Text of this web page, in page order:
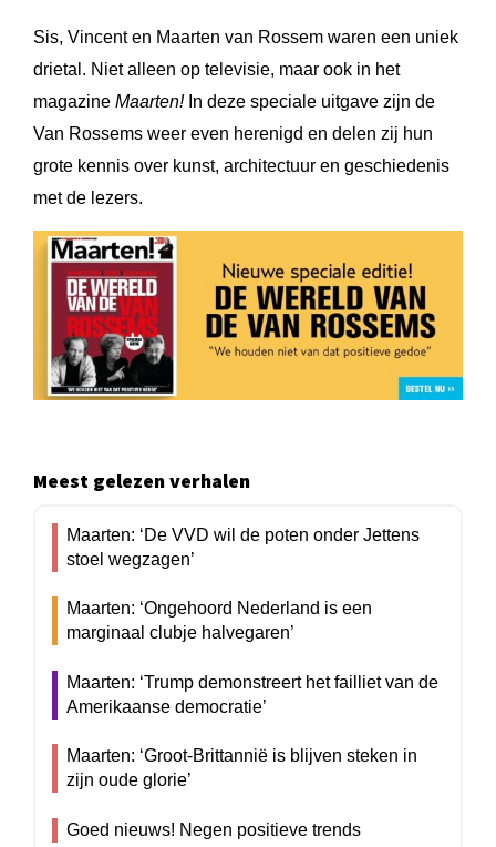
Sis, Vincent en Maarten van Rossem waren een uniek
drietal. Niet alleen op televisie, maar ook in het
magazine Maarten!In deze speciale uitgave zijn de
Van Rossems weer even herenigd en delen zij hun
grote kennis over kunst, architectuur en geschiedenis
met de lezers.
Meest gelezen verhalen
Maarten: ‘De VVD wil de poten onder Jettens
stoel wegzagen’
Maarten: ‘Ongehoord Nederland is een
marginaal clubje halvegaren’
Maarten: ‘Trump demonstreert het failliet van de
Amerikaanse democratie’
Maarten: ‘Groot-Brittannië is blijven steken in
zijn oude glorie’
Goed nieuws! Negen positieve trends